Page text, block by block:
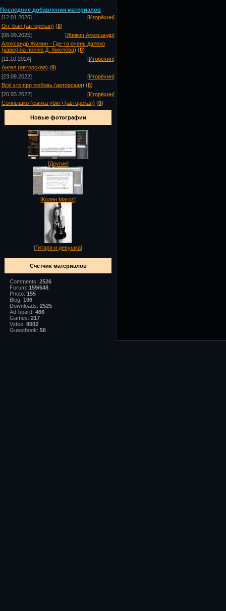
Последние добавления материалов
[12.01.2026]
[Игорёхин]
Он_был (авторская) (0)
[06.09.2025]
[Жижин Александр]
Александр Жижин - Где-то очень далеко
(кавер на песню Д. Хмелёва) (0)
[11.10.2024]
[Игорёхин]
Ангел (авторская) (0)
[23.09.2022]
[Игорёхин]
Всё это про любовь (авторская) (0)
[20.03.2022]
[Игорёхин]
Солнышко (сынка убит) (авторская) (0)
Новые фотографии
[Другие]
[Колян Maroz]
[Гитара и девушка]
Счетчик материалов
Comments: 2526
Forum: 159/648
Photo: 155
Blog: 106
Downloads: 2525
Ad-board: 466
Games: 217
Video: 8602
Guestbook: 56